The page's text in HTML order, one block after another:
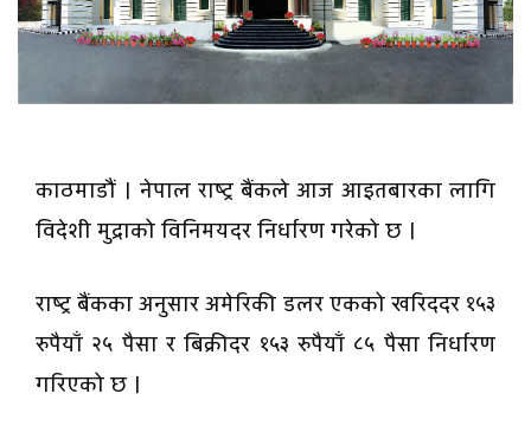
काठमाडौं । नेपाल राष्ट्र बैंकले आज आइतबारका लागि
विदेशी मुद्राको विनिमयदर निर्धारण गरेको छ ।
राष्ट्र बैंकका अनुसार अमेरिकी डलर एकको खरिददर १५३
रुपैयाँ २५ पैसा र बिक्रीदर १५३ रुपैयाँ ८५ पैसा निर्धारण
गरिएको छ ।